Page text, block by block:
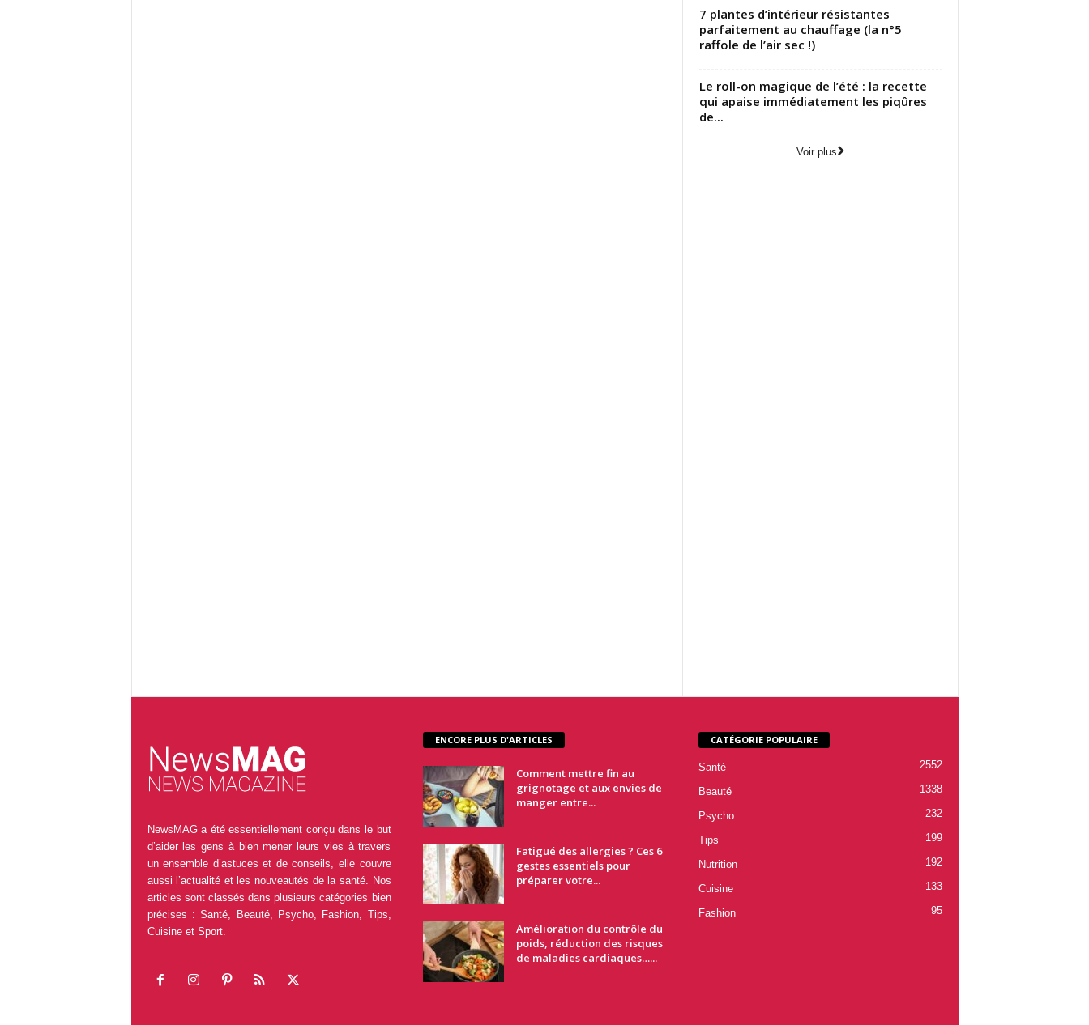
7 plantes d’intérieur résistantes
parfaitement au chauffage (la n°5
raffole de l’air sec !)
Le roll-on magique de l’été : la recette
qui apaise immédiatement les piqûres
de...
Voir plus
NewsMAG a été essentiellement conçu dans le but
d’aider les gens à bien mener leurs vies à travers
un ensemble d’astuces et de conseils, elle couvre
aussi l’actualité et les nouveautés de la santé. Nos
articles sont classés dans plusieurs catégories bien
précises : Santé, Beauté, Psycho, Fashion, Tips,
Cuisine et Sport.
ENCORE PLUS D'ARTICLES
Comment mettre fin au
grignotage et aux envies de
manger entre...
Fatigué des allergies ? Ces 6
gestes essentiels pour
préparer votre...
Amélioration du contrôle du
poids, réduction des risques
de maladies cardiaques…...
CATÉGORIE POPULAIRE
Santé 2552
Beauté 1338
Psycho 232
Tips 199
Nutrition 192
Cuisine 133
Fashion 95